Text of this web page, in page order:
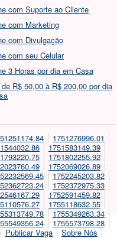
com Suporte ao Cliente
com Marketing
com Divulgação
com seu Celular
3 Horas por dia em Casa
R$ 50,00 à R$ 200,00 por dia
1751276996.01
1751583149.39
1751802255.92
1752069026.89
1752245203.82
1752372975.33
1752591459.82
1755118632.55
1755349263.34
1755573798.28
Publicar Vaga
Sobre Nós